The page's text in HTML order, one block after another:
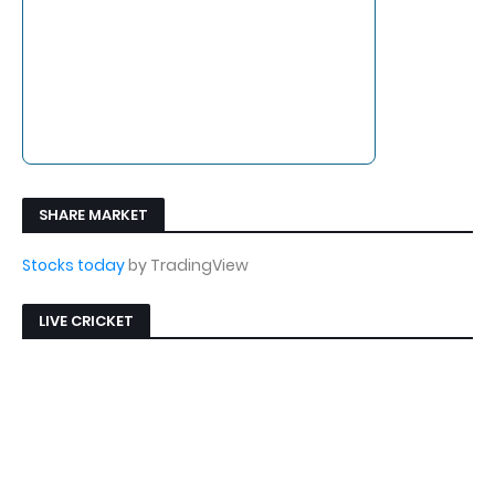
SHARE MARKET
Stocks todayby TradingView
LIVE CRICKET